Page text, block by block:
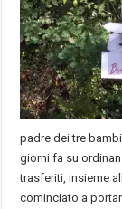
padre dei tre
giorni fa su
trasferiti, insieme
cominciato a